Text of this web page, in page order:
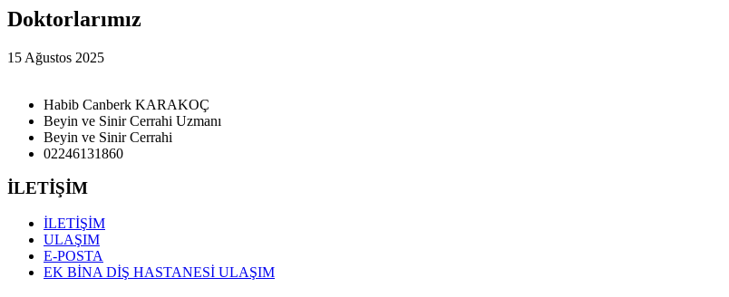
Doktorlarımız
15 Ağustos 2025
Habib Canberk KARAKOÇ
Beyin ve Sinir Cerrahi Uzmanı
Beyin ve Sinir Cerrahi
02246131860
İLETİŞİM
İLETİŞİM
ULAŞIM
E-POSTA
EK BİNA DİŞ HASTANESİ ULAŞIM